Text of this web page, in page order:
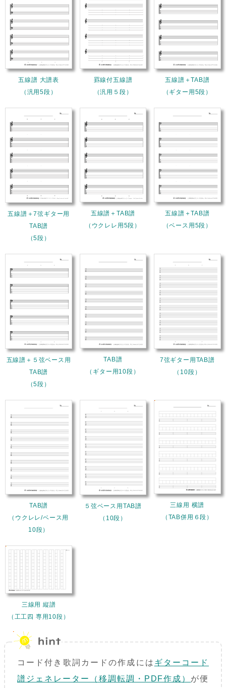
五線譜 大譜表
（汎用5段）
罫線付五線譜
（汎用５段）
五線譜＋TAB譜
（ギター用5段）
五線譜＋7弦ギター用
TAB譜
（5段）
五線譜＋TAB譜
（ウクレレ用5段）
五線譜＋TAB譜
（ベース用5段）
五線譜＋５弦ベース用
TAB譜
（5段）
TAB譜
（ギター用10段）
7弦ギター用TAB譜
（10段）
TAB譜
（ウクレレ/ベース用
10段）
５弦ベース用TAB譜
（10段）
三線用 横譜
（TAB併用６段）
三線用 縦譜
（工工四 専用10段）
コード付き歌詞カードの作成には ギターコード
譜ジェネレーター（移調転調・PDF作成） が便